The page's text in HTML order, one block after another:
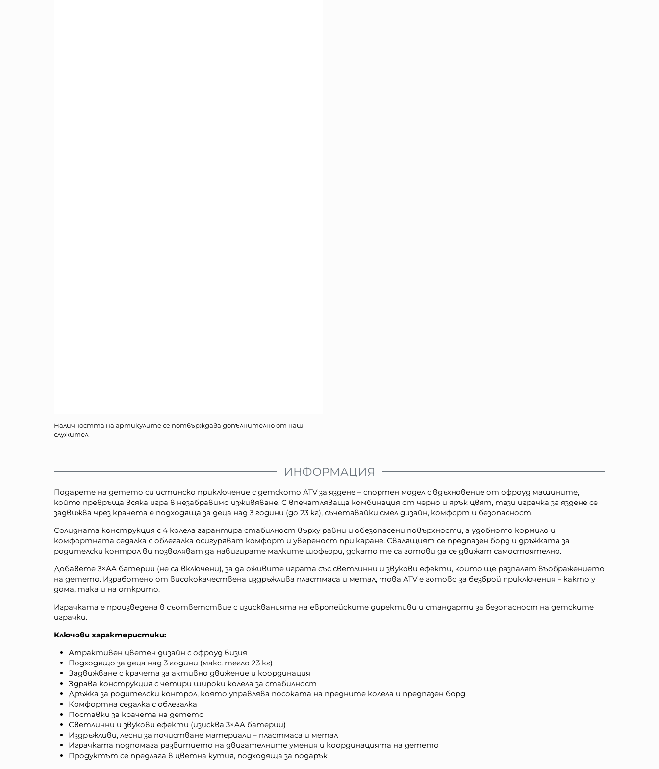
Наличността на артикулите се потвърждава допълнително от наш
служител.
ИНФОРМАЦИЯ
Подарете на детето си истинско приключение с детското АТV за яздене – спортен модел с вдъхновение от офроуд машините,
който превръща всяка игра в незабравимо изживяване. С впечатляваща комбинация от черно и ярък цвят, тази играчка за яздене се
задвижва чрез крачета е подходяща за деца над 3 години (до 23 кг), съчетавайки смел дизайн, комфорт и безопасност.
Солидната конструкция с 4 колела гарантира стабилност върху равни и обезопасени повърхности, а удобното кормило и
комфортната седалка с облегалка осигуряват комфорт и увереност при каране. Свалящият се предпазен борд и дръжката за
родителски контрол ви позволяват да навигирате малките шофьори, докато те са готови да се движат самостоятелно.
Добавете 3×AA батерии (не са включени), за да оживите играта със светлинни и звукови ефекти, които ще разпалят въображението
на детето. Изработено от висококачествена издръжлива пластмаса и метал, това АТV е готово за безброй приключения – както у
дома, така и на открито.
Играчката е произведена в съответствие с изискванията на европейските директиви и стандарти за безопасност на детските
играчки.
Ключови характеристики:
Атрактивен цветен дизайн с офроуд визия
Подходящо за деца над 3 години (макс. тегло 23 кг)
Задвижване с крачета за активно движение и координация
Здрава конструкция с четири широки колела за стабилност
Дръжка за родителски контрол, която управлява посоката на предните колела и предпазен борд
Комфортна седалка с облегалка
Поставки за крачета на детето
Светлинни и звукови ефекти (изисква 3×AA батерии)
Издръжливи, лесни за почистване материали – пластмаса и метал
Играчката подпомага развитието на двигателните умения и координацията на детето
Продуктът се предлага в цветна кутия, подходяща за подарък